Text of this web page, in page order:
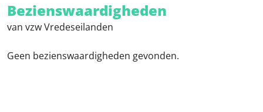
Bezienswaardigheden
van vzw Vredeseilanden
Geen bezienswaardigheden gevonden.